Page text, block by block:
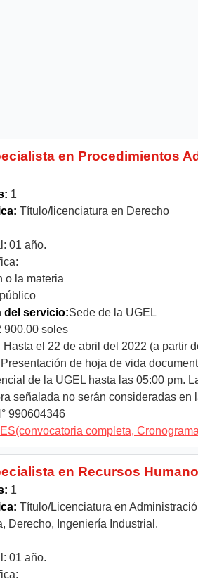
en Procedimientos
1
Título/licenciatura en Derecho
01 año.
o la materia
del servicio:Sede de la UGEL
900.00 soles
Hasta el 22 de abril del 2022 (a partir
Presentación de hoja de vida
de la UGEL hasta las 05:00 pm.
señalada no serán consideradas en
990604346
completa,
en Recursos
1
Título/Licenciatura en
Derecho, Ingeniería Industrial.
01 año.